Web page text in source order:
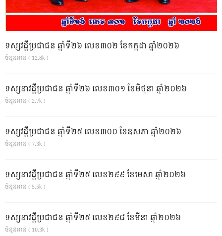
ទស្សវដ្តីប្រជាជន ឆ្នាំទី២៦ លេខ៣០២ ខែកក្កដា ឆ្នាំ២០២៦
ចំនួនអាន ( 12.8k )
ទស្សនាវដ្ដីប្រជាជន ឆ្នាំទី២៦ លេខ៣០១ ខែមិថុនា ឆ្នាំ២០២៦
ចំនួនអាន ( 2.7k )
ទស្សវដ្តីប្រជាជន ឆ្នាំទី២៥ លេខ៣០០ ខែឧសភា ឆ្នាំ២០២៦
ចំនួនអាន ( 7.3k )
ទស្សនាវដ្ដីប្រជាជន ឆ្នាំទី២៥ លេខ២៩៩ ខែមេសា ឆ្នាំ២០២៦
ចំនួនអាន ( 5.5k )
ទស្សនាវដ្ដីប្រជាជន ឆ្នាំទី២៥ លេខ២៩៨ ខែមីនា ឆ្នាំ២០២៦
ចំនួនអាន ( 10.3k )